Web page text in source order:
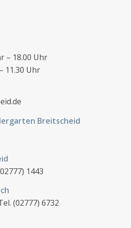
– 18.00 Uhr
11.30 Uhr
Breitscheid
1443
(02777) 6732